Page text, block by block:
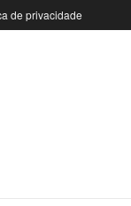
de privacidade